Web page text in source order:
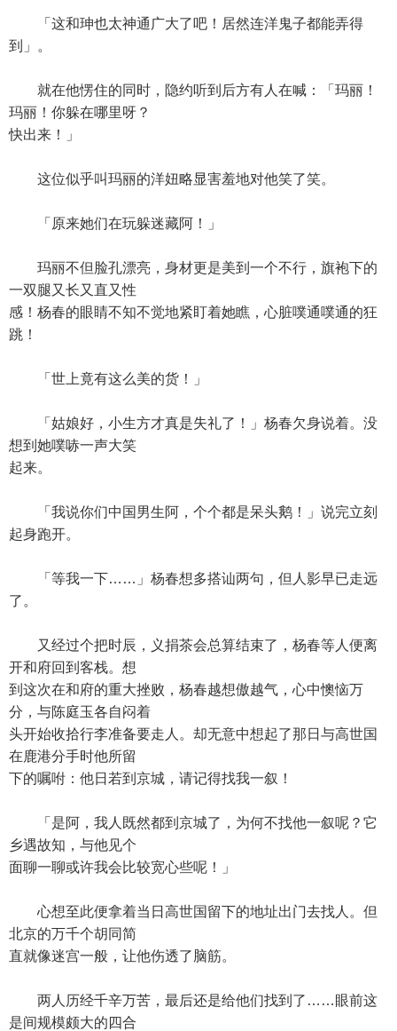
「这和珅也太神通广大了吧！居然连洋鬼子都能弄得
到」。
就在他愣住的同时，隐约听到后方有人在喊：「玛丽！
玛丽！你躲在哪里呀？
快出来！」
这位似乎叫玛丽的洋妞略显害羞地对他笑了笑。
「原来她们在玩躲迷藏阿！」
玛丽不但脸孔漂亮，身材更是美到一个不行，旗袍下的
一双腿又长又直又性
感！杨春的眼睛不知不觉地紧盯着她瞧，心脏噗通噗通的狂
跳！
「世上竟有这么美的货！」
「姑娘好，小生方才真是失礼了！」杨春欠身说着。没
想到她噗哧一声大笑
起来。
「我说你们中国男生阿，个个都是呆头鹅！」说完立刻
起身跑开。
「等我一下……」杨春想多搭讪两句，但人影早已走远
了。
又经过个把时辰，义捐茶会总算结束了，杨春等人便离
开和府回到客栈。想
到这次在和府的重大挫败，杨春越想傲越气，心中懊恼万
分，与陈庭玉各自闷着
头开始收拾行李准备要走人。却无意中想起了那日与高世国
在鹿港分手时他所留
下的嘱咐：他日若到京城，请记得找我一叙！
「是阿，我人既然都到京城了，为何不找他一叙呢？它
乡遇故知，与他见个
面聊一聊或许我会比较宽心些呢！」
心想至此便拿着当日高世国留下的地址出门去找人。但
北京的万千个胡同简
直就像迷宫一般，让他伤透了脑筋。
两人历经千辛万苦，最后还是给他们找到了……眼前这
是间规模颇大的四合